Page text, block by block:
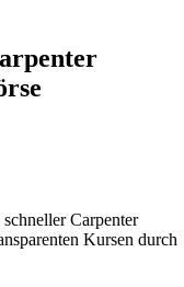
Carpenter
Kursen durch